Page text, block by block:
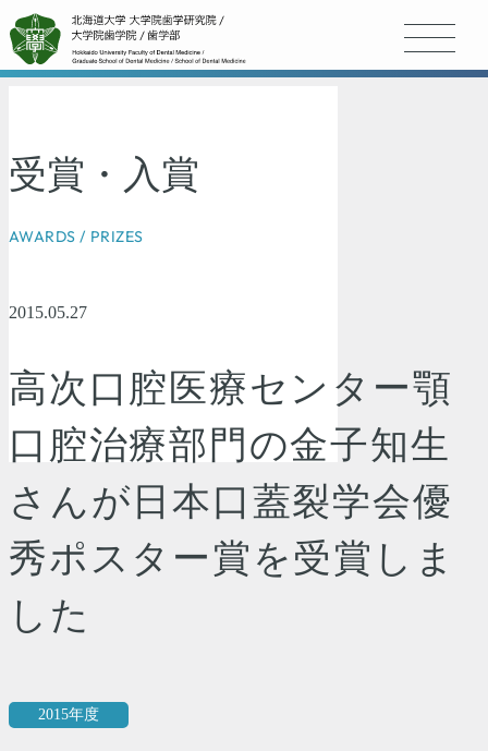
受賞・入賞
AWARDS / PRIZES
2015.05.27
高次口腔医療センター顎
口腔治療部門の金子知生
さんが日本口蓋裂学会優
秀ポスター賞を受賞しま
した
2015年度